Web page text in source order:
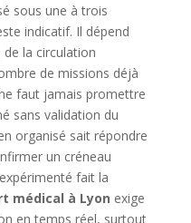
sous une à trois
indicatif. Il dépend
la circulation
de missions déjà
faut jamais promettre
sans validation du
organisé sait répondre
un créneau
fait la
médical à Lyon exige
en temps réel, surtout